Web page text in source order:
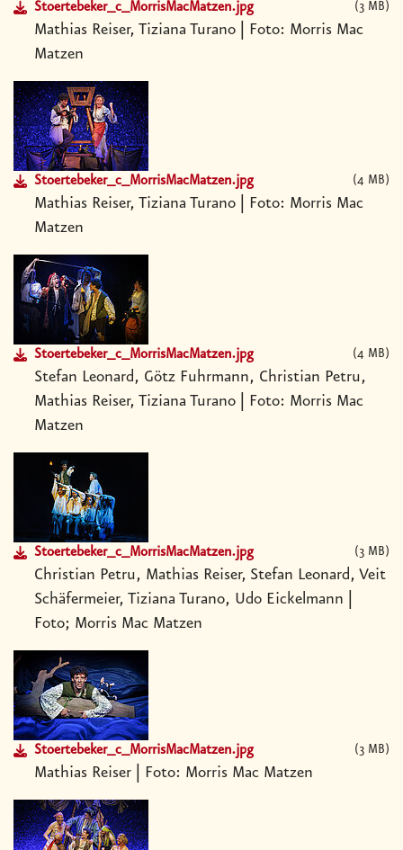
Stoertebeker_c_MorrisMacMatzen.jpg
Mathias Reiser, Tiziana Turano | Foto: Morris Mac
Matzen
3 MB
Stoertebeker_c_MorrisMacMatzen.jpg
Mathias Reiser, Tiziana Turano | Foto: Morris Mac
Matzen
4 MB
Stoertebeker_c_MorrisMacMatzen.jpg
Stefan Leonard, Götz Fuhrmann, Christian Petru,
Mathias Reiser, Tiziana Turano | Foto: Morris Mac
Matzen
4 MB
Stoertebeker_c_MorrisMacMatzen.jpg
Christian Petru, Mathias Reiser, Stefan Leonard, Veit
Schäfermeier, Tiziana Turano, Udo Eickelmann |
Foto; Morris Mac Matzen
3 MB
Stoertebeker_c_MorrisMacMatzen.jpg
Mathias Reiser | Foto: Morris Mac Matzen
3 MB